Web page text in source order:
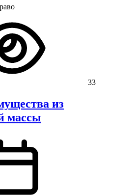
33
из
массы